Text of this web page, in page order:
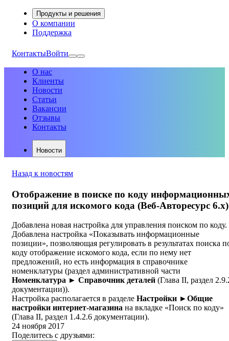
Продукты и решения
О компании
Поддержка
КонтактыВойти
О нас
Клиенты
Новости
Статьи
Вакансии
Отзывы
Контакты
Новости
Назад к новостям
Отображение в поиске по коду
позиций для искомого кода (Веб-Авторесурс 6.х)
Добавлена новая настройка для управления поиском по коду.
Добавлена настройка «Показывать информационные
позиции», позволяющая регулировать в результатах поиска
коду отображение искомого кода, если по нему нет
предложений, но есть информация в справочнике
номенклатуры (раздел административной части
Номенклатура ► Справочник деталей (Глава II, раздел
документации)).
Настройка располагается в разделе Настройки ►Общие
настройки интернет-магазина на вкладке «Поиск по коду»
(Глава II, раздел 1.4.2.6 документации).
24 ноября 2017
Поделитесь с друзьями: